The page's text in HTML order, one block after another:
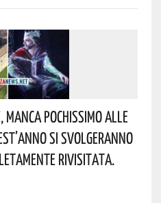
Pochissimo Alle
Si Svolgeranno
Rivisitata.